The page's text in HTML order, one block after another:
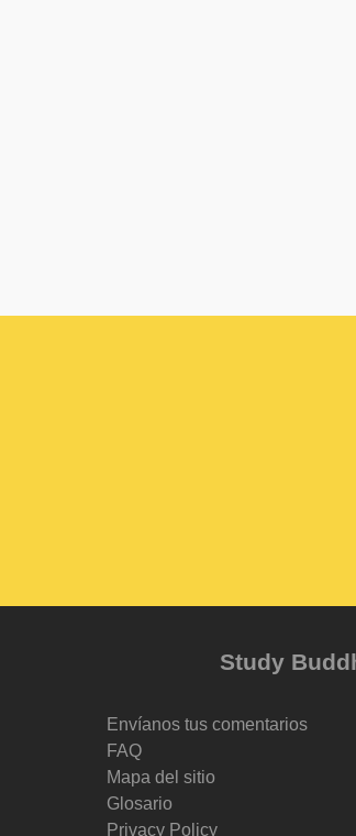
Study
Envíanos tus comentarios
FAQ
Mapa del sitio
Glosario
Privacy Policy